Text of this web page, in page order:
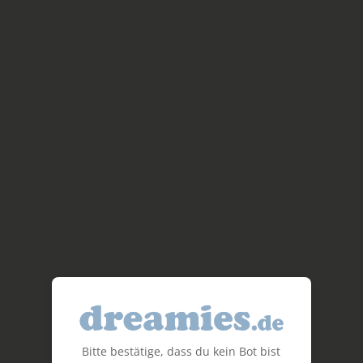
Bitte bestätige, dass du kein Bot bist